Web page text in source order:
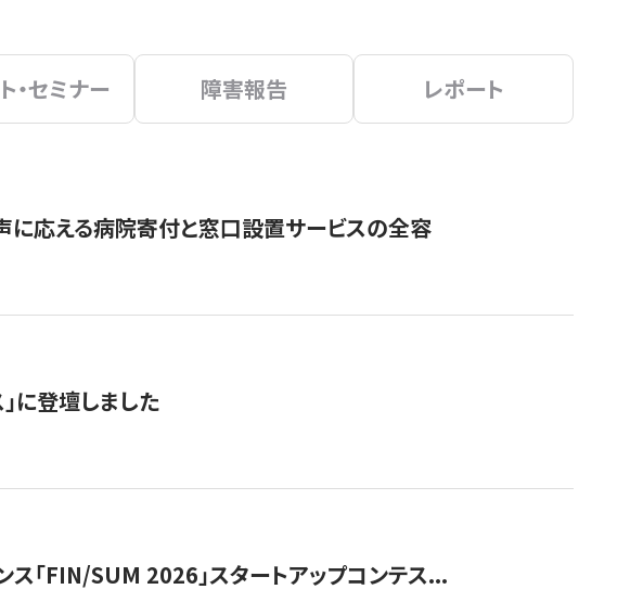
・セミナー 障害報告 レポート
に応える病院寄付と窓口設置サービスの全容
に登壇しました
ス「FIN/SUM 2026」スタートアップコンテス...